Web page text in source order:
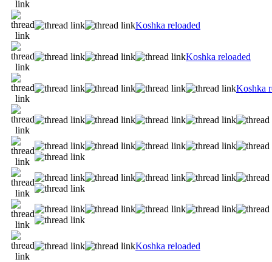
Koshka reloaded
Koshka reloaded
Koshka
Koshka reloaded